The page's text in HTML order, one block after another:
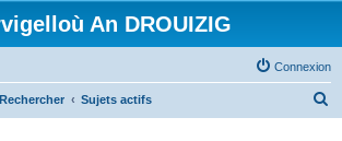
An DROUIZIG
Connexion
Rechercher Sujets actifs